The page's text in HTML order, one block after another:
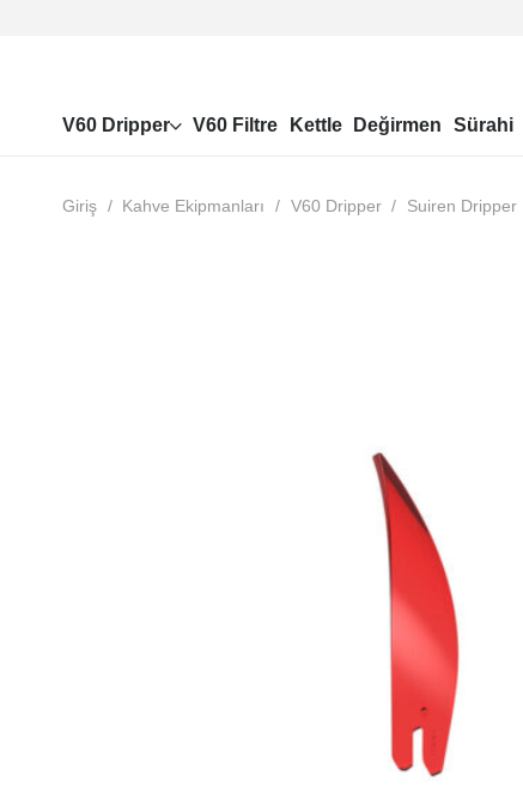
V60 Dripper V60 Filtre Kettle Değirmen Sürahi
Giriş / Kahve Ekipmanları / V60 Dripper / Suiren Dripper